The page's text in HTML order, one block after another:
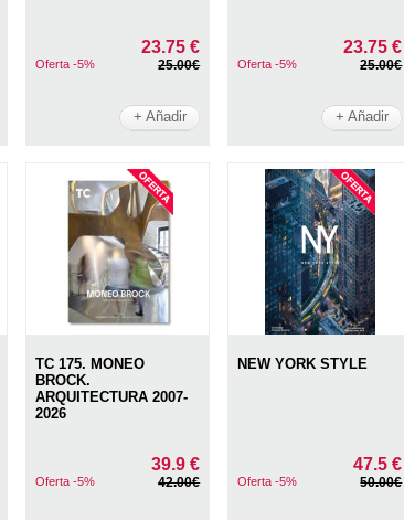
23.75 €
Oferta -5% 25.00€
+ Añadir
23.75 €
Oferta -5% 25.00€
+ Añadir
TC 175. MONEO
BROCK.
ARQUITECTURA 2007-
2026
39.9 €
Oferta -5% 42.00€
NEW YORK STYLE
47.5 €
Oferta -5% 50.00€